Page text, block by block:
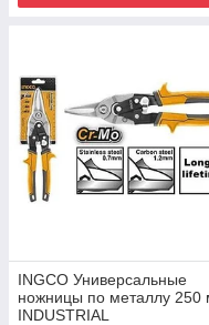
INGCO Универсальные
ножницы по металлу 250
INDUSTRIAL